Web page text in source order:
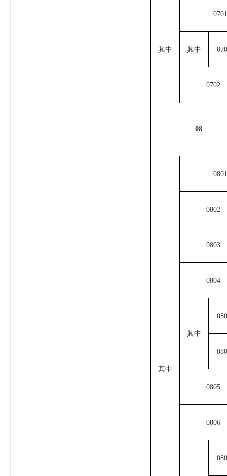
其中
0701
其中
0702
08
其中
0801
0802
0803
0804
其中
0805
0806